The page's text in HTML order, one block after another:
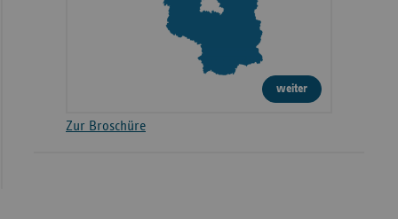
weiter
Zur Broschüre